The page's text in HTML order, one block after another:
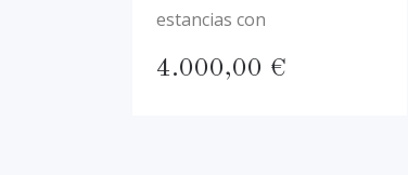
estancias con
4.000,00 €